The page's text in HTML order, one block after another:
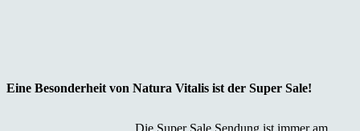
Eine Besonderheit von Natura Vitalis ist der Super Sale!
Die Super Sale Sendung ist immer am